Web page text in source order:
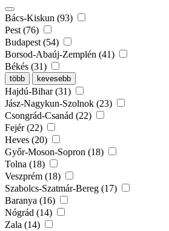
Bács-Kiskun (93)
Pest (76)
Budapest (54)
Borsod-Abaúj-Zemplén (41)
Békés (31)
több kevesebb
Hajdú-Bihar (31)
Jász-Nagykun-Szolnok (23)
Csongrád-Csanád (22)
Fejér (22)
Heves (20)
Győr-Moson-Sopron (18)
Tolna (18)
Veszprém (18)
Szabolcs-Szatmár-Bereg (17)
Baranya (16)
Nógrád (14)
Zala (14)